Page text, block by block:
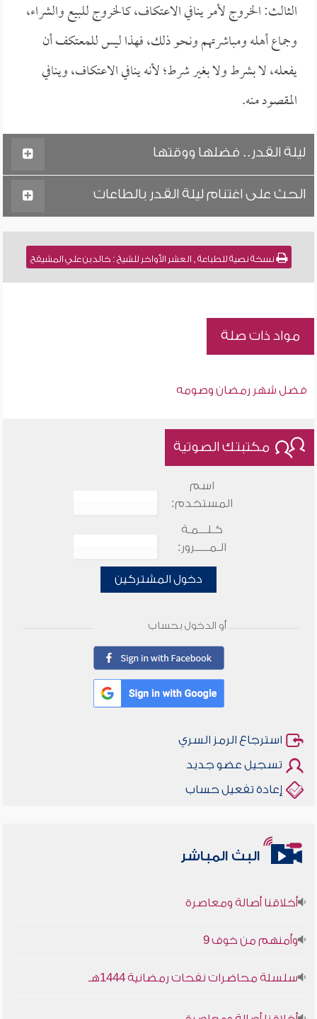
الثالث: الخروج لأمر ينافي الاعتكاف، كالخروج للبيع والشراء،
وجماع أهله ومباشرتهم ونحو ذلك، فهذا ليس للمعتكف أن
يفعله، لا بشرط ولا بغير شرط؛ لأنه ينافي الاعتكاف، وينافي
المقصود منه.
ليلة القدر.. فضلها ووقتها
الحث على اغتنام ليلة القدر بالطاعات
نسخة نصية للطباعة , العشر الأواخر للشيخ : خالد بن علي المشيقح
مواد ذات صلة
فضل شهر رمضان وصومه
مكتبتك الصوتية
اسم
المستخدم:
كـلـــمـة
الـمـــــرور:
دخول المشتركين
أو الدخول بحساب
استرجاع الرمز السري
تسجيل عضو جديد
إعادة تفعيل حساب
البث المباشر